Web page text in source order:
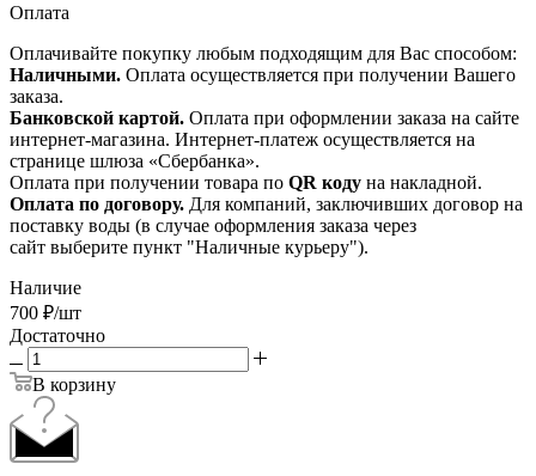
Оплата
Оплачивайте покупку любым подходящим для Вас способом:
Наличными. Оплата осуществляется при получении Вашего
заказа.
Банковской картой. Оплата при оформлении заказа на сайте
интернет-магазина. Интернет-платеж осуществляется на
странице шлюза «Сбербанка».
Оплата при получении товара по QR коду на накладной.
Оплата по договору. Для компаний, заключивших договор на
поставку воды (в случае оформления заказа через
сайт выберите пункт "Наличные курьеру").
Наличие
700 ₽/шт
Достаточно
В корзину